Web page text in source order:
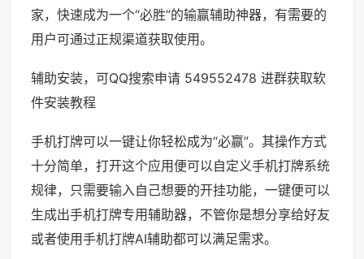
家，快速成为一个“必胜”的输赢辅助神器，有需要的
用户可通过正规渠道获取使用。
辅助安装，可QQ搜索申请 549552478 进群获取软
件安装教程
手机打牌可以一键让你轻松成为“必赢”。其操作方式
十分简单，打开这个应用便可以自定义手机打牌系统
规律，只需要输入自己想要的开挂功能，一键便可以
生成出手机打牌专用辅助器，不管你是想分享给好友
或者使用手机打牌AI辅助都可以满足需求。